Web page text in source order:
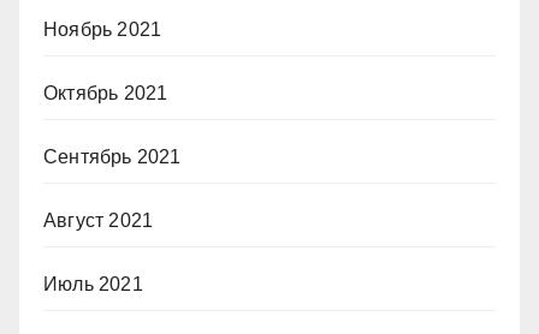
Ноябрь 2021
Октябрь 2021
Сентябрь 2021
Август 2021
Июль 2021